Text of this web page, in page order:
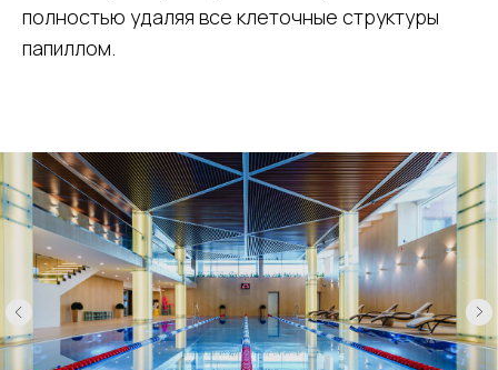
полностью удаляя все клеточные структуры
папиллом.